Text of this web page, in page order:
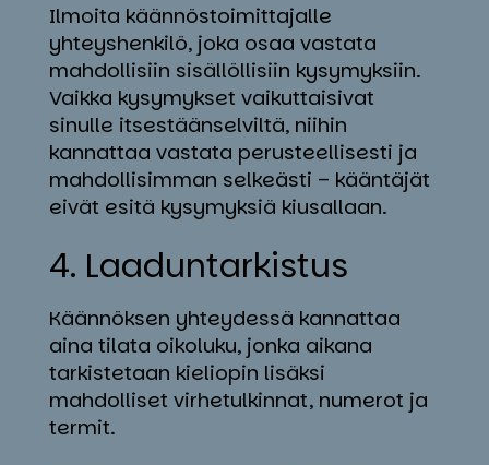
Ilmoita käännöstoimittajalle
yhteyshenkilö, joka osaa vastata
mahdollisiin sisällöllisiin kysymyksiin.
Vaikka kysymykset vaikuttaisivat
sinulle itsestäänselviltä, niihin
kannattaa vastata perusteellisesti ja
mahdollisimman selkeästi – kääntäjät
eivät esitä kysymyksiä kiusallaan.
4. Laa­dun­tar­kis­tus
Käännöksen yhteydessä kannattaa
aina tilata oikoluku, jonka aikana
tarkistetaan kieliopin lisäksi
mahdolliset virhetulkinnat, numerot ja
termit.